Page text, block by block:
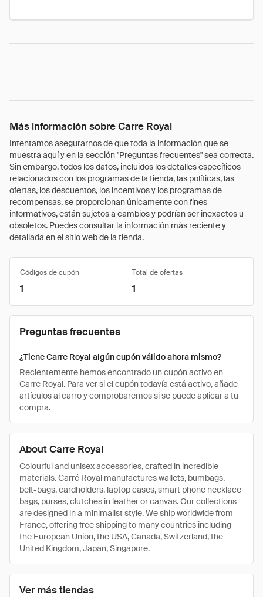
Más información sobre Carre Royal
Intentamos asegurarnos de que toda la información que se
muestra aquí y en la sección "Preguntas frecuentes" sea correcta.
Sin embargo, todos los datos, incluidos los detalles específicos
relacionados con los programas de la tienda, las políticas, las
ofertas, los descuentos, los incentivos y los programas de
recompensas, se proporcionan únicamente con fines
informativos, están sujetos a cambios y podrían ser inexactos u
obsoletos. Puedes consultar la información más reciente y
detallada en el sitio web de la tienda.
About Carre Royal
Colourful and unisex accessories, crafted in incredible
materials. Carré Royal manufactures wallets, bumbags,
belt-bags, cardholders, laptop cases, smart phone necklace
bags, purses, clutches in leather or canvas. Our collections
are designed in a minimalist style. We ship worldwide from
France, offering free shipping to many countries including
the European Union, the USA, Canada, Switzerland, the
United Kingdom, Japan, Singapore.
Ver más tiendas
Códigos de cupón Total de ofertas
1 1
Preguntas frecuentes
¿Tiene Carre Royal algún cupón válido ahora mismo?
Recientemente hemos encontrado un cupón activo en
Carre Royal. Para ver si el cupón todavía está activo, añade
artículos al carro y comprobaremos si se puede aplicar a tu
compra.